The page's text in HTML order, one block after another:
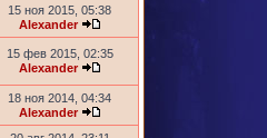
15 ноя 2015, 05:38
Alexander
15 фев 2015, 02:35
Alexander
18 ноя 2014, 04:34
Alexander